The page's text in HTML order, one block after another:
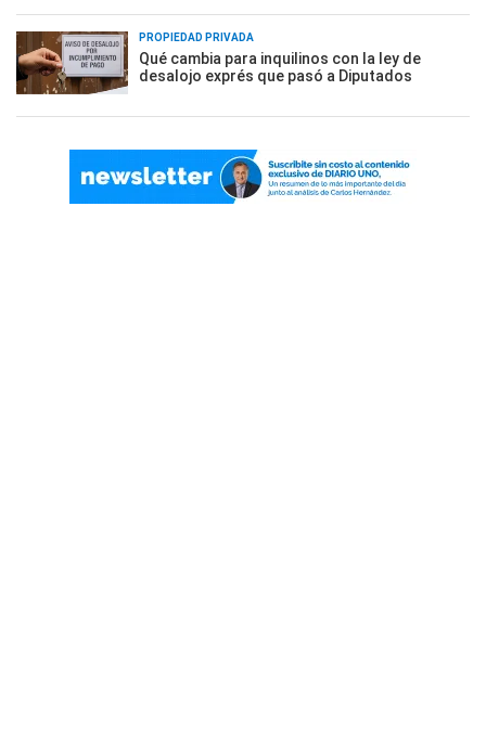
PROPIEDAD PRIVADA
Qué cambia para inquilinos con la ley de
desalojo exprés que pasó a Diputados